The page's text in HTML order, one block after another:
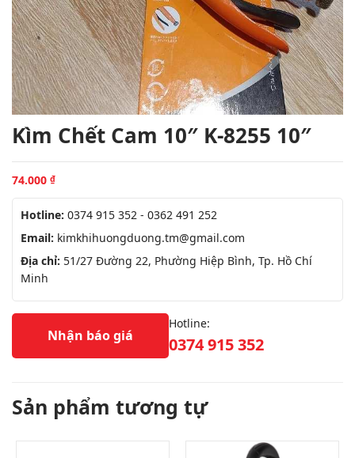
Kìm Chết Cam 10″ K-8255 10″
74.000 ₫
Hotline: 0374 915 352 - 0362 491 252
Email: kimkhihuongduong.tm@gmail.com
Địa chỉ: 51/27 Đường 22, Phường Hiệp Bình, Tp. Hồ Chí
Minh
Nhận báo giá
Hotline:
0374 915 352
Sản phẩm tương tự